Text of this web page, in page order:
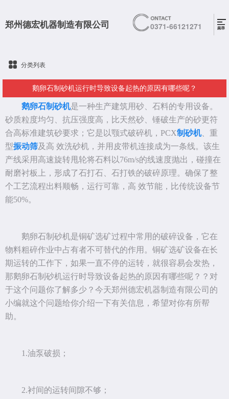
郑州德宏机器制造有限公司 0371-66121271
分类列表
鹅卵石制砂机运行时导致设备起热的原因有哪些呢？
鹅卵石制砂机是一种生产建筑用砂、石料的专用设备。
砂质粒度均匀、抗压强度高，比天然砂、锤破生产的砂更符
合高标准建筑砂要求；它是以颚式破碎机，PCX制砂机、重
型振动筛及高 效洗砂机，并用皮带机连接成为一条线。该生
产线采用高速旋转甩轮将石料以76m/s的线速度抛出，碰撞在
耐磨衬板上，形成了石打石、石打铁的破碎原理。确保了整
个工艺流程出料顺畅，运行可靠，高 效节能，比传统设备节
能50%。
鹅卵石制砂机是铜矿选矿过程中常用的破碎设备，它在
物料粗碎作业中占有者不可替代的作用。铜矿选矿设备在长
期运转的工作下，如果一直不停的运转，就很容易会发热，
那鹅卵石制砂机运行时导致设备起热的原因有哪些呢？？对
于这个问题你了解多少？今天郑州德宏机器制造有限公司的
小编就这个问题给你介绍一下有关信息，希望对你有所帮
助。
1.油泵破损；
2.衬间的运转间隙不够；